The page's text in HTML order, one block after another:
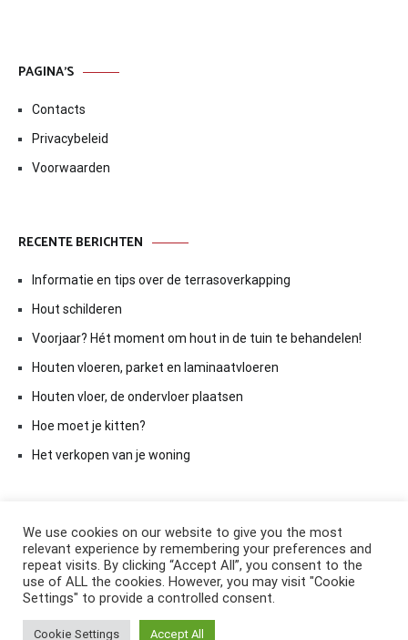
PAGINA’S
Contacts
Privacybeleid
Voorwaarden
RECENTE BERICHTEN
Informatie en tips over de terrasoverkapping
Hout schilderen
Voorjaar? Hét moment om hout in de tuin te behandelen!
Houten vloeren, parket en laminaatvloeren
Houten vloer, de ondervloer plaatsen
Hoe moet je kitten?
Het verkopen van je woning
Copyright © 2026ElkAntwoord.com
We use cookies on our website to give you the most
relevant experience by remembering your preferences and
repeat visits. By clicking “Accept All”, you consent to the
use of ALL the cookies. However, you may visit "Cookie
Settings" to provide a controlled consent.
Cookie Settings Accept All